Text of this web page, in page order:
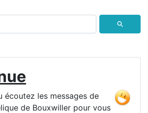
⚲
écoutez les messages de
de Bouxwiller pour vous